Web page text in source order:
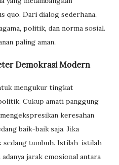
quo. Dari dialog sederhana,
politik, dan norma sosial.
paling aman.
Demokrasi Modern
mengukur tingkat
Cukup amati panggung
keresahan
baik-baik saja. Jika
sedang tumbuh. Istilah-istilah
jarak emosional antara